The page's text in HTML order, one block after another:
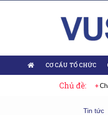
CƠ CẤU TỔ CHỨC
Chủ đề:
Đại hội đại biểu Đảng bộ Liên hiệp
Tin tức